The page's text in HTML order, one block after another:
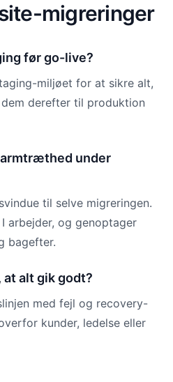
migreringer
før go-live?
miljøet for at sikre alt,
derefter til produktion
under
til selve migreringen.
arbejder, og genoptager
bagefter.
at alt gik godt?
med fejl og recovery-
kunder, ledelse eller